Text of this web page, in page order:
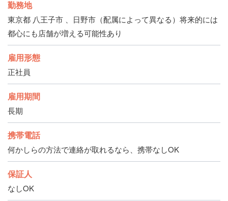
勤務地
東京都 八王子市 、日野市（配属によって異なる）将来的には
都心にも店舗が増える可能性あり
雇用形態
正社員
雇用期間
長期
携帯電話
何かしらの方法で連絡が取れるなら、携帯なしOK
保証人
なしOK